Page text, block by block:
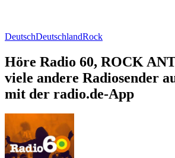
DeutschDeutschlandRock
Höre Radio 60, ROCK
viele andere Radiosender
mit der radio.de-App